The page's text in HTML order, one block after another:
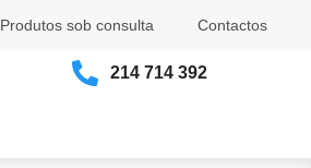
Produtos sob consulta Contactos
214 714 392